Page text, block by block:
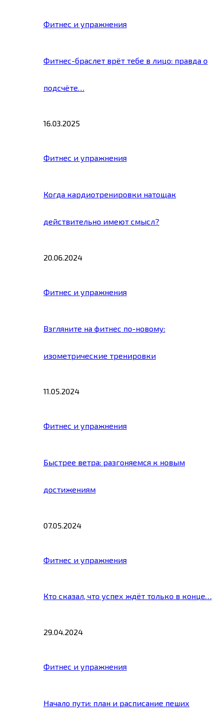
Фитнес и упражнения
Фитнес-браслет врёт тебе в лицо: правда о
подсчёте…
16.03.2025
Фитнес и упражнения
Когда кардиотренировки натощак
действительно имеют смысл?
20.06.2024
Фитнес и упражнения
Взгляните на фитнес по-новому:
изометрические тренировки
11.05.2024
Фитнес и упражнения
Быстрее ветра: разгоняемся к новым
достижениям
07.05.2024
Фитнес и упражнения
Кто сказал, что успех ждёт только в конце…
29.04.2024
Фитнес и упражнения
Начало пути: план и расписание пеших